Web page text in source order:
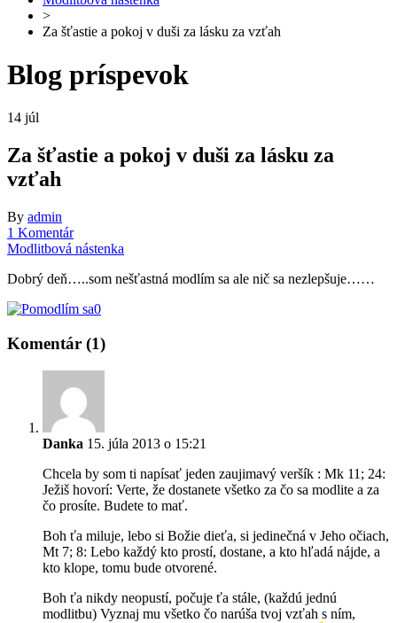
>
Za šťastie a pokoj v duši za lásku za vzťah
Blog príspevok
14 júl
Za šťastie a pokoj v duši za lásku za
vzťah
By admin
1 Komentár
Modlitbová nástenka
Dobrý deň…..som nešťastná modlím sa ale nič sa nezlepšuje……
0
Komentár (1)
Danka 15. júla 2013 o 15:21
Chcela by som ti napísať jeden zaujimavý veršík : Mk 11; 24:
Ježiš hovorí: Verte, že dostanete všetko za čo sa modlite a za
čo prosíte. Budete to mať.
Boh ťa miluje, lebo si Božie dieťa, si jedinečná v Jeho očiach,
Mt 7; 8: Lebo každý kto prostí, dostane, a kto hľadá nájde, a
kto klope, tomu bude otvorené.
Boh ťa nikdy neopustí, počuje ťa stále, (každú jednú
modlitbu) Vyznaj mu všetko čo narúša tvoj vzťah s ním,